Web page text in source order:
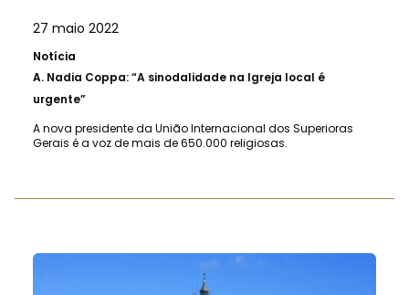
27 maio 2022
Notícia
A. Nadia Coppa: “A sinodalidade na Igreja local é
urgente”
A nova presidente da União Internacional dos Superioras
Gerais é a voz de mais de 650.000 religiosas.